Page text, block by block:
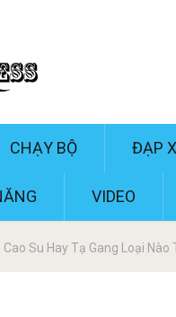
CHẠY BỘ ĐẠP
VIDEO
Cao Su Hay Tạ Gang Loại